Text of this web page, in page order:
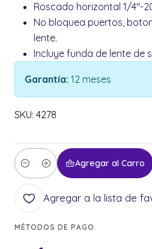
Roscado horizontal 1/4"-
No bloquea puertos,
lente.
Incluye funda de lente de
Garantía: 12 meses
SKU: 4278
Cantidad
Agregar al Carro
Agregar a la lista de
MÉTODOS DE PAGO